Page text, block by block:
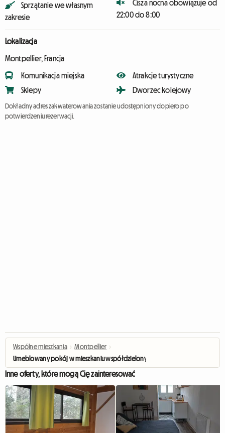
Sprzątanie we własnym
zakresie
Cisza nocna obowiązuje od
22:00 do 8:00
Lokalizacja
Montpellier, Francja
Komunikacja miejska
Sklepy
Atrakcje turystyczne
Dworzec kolejowy
Dokładny adres zakwaterowania zostanie udostępniony dopiero po
potwierdzeniu rezerwacji.
Wspólne mieszkania › Montpellier ›
Umeblowany pokój w mieszkaniu współdzielonym – Parking
Inne oferty, które mogą Cię zainteresować